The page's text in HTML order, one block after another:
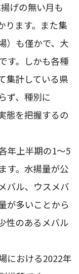
げの無い月も
ります。また集
）も僅かで、大
す。しかも各種
集計している県
ず、種別に
態を把握するの
年上半期の1～5
す。水揚量が公
バル、ウスメバ
が多いことから
性のあるメバル
における2022年